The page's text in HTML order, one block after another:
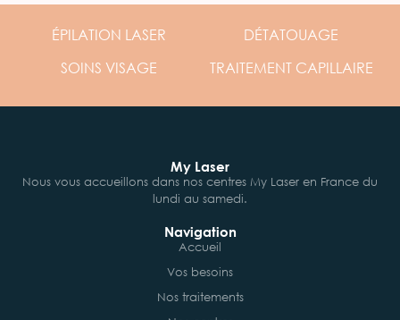
ÉPILATION LASER
DÉTATOUAGE
SOINS VISAGE TRAITEMENT CAPILLAIRE
My Laser
Nous vous accueillons dans nos centres My Laser en France du
lundi au samedi.
Navigation
Accueil
Vos besoins
Nos traitements